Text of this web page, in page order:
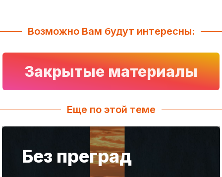
Возможно Вам будут интересны:
Закрытые материалы
Еще по этой теме
Без преград